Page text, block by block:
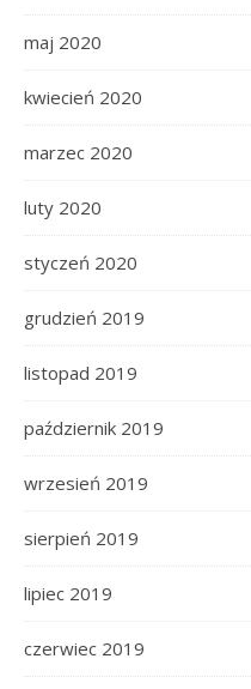
maj 2020
kwiecień 2020
marzec 2020
luty 2020
styczeń 2020
grudzień 2019
listopad 2019
październik 2019
wrzesień 2019
sierpień 2019
lipiec 2019
czerwiec 2019